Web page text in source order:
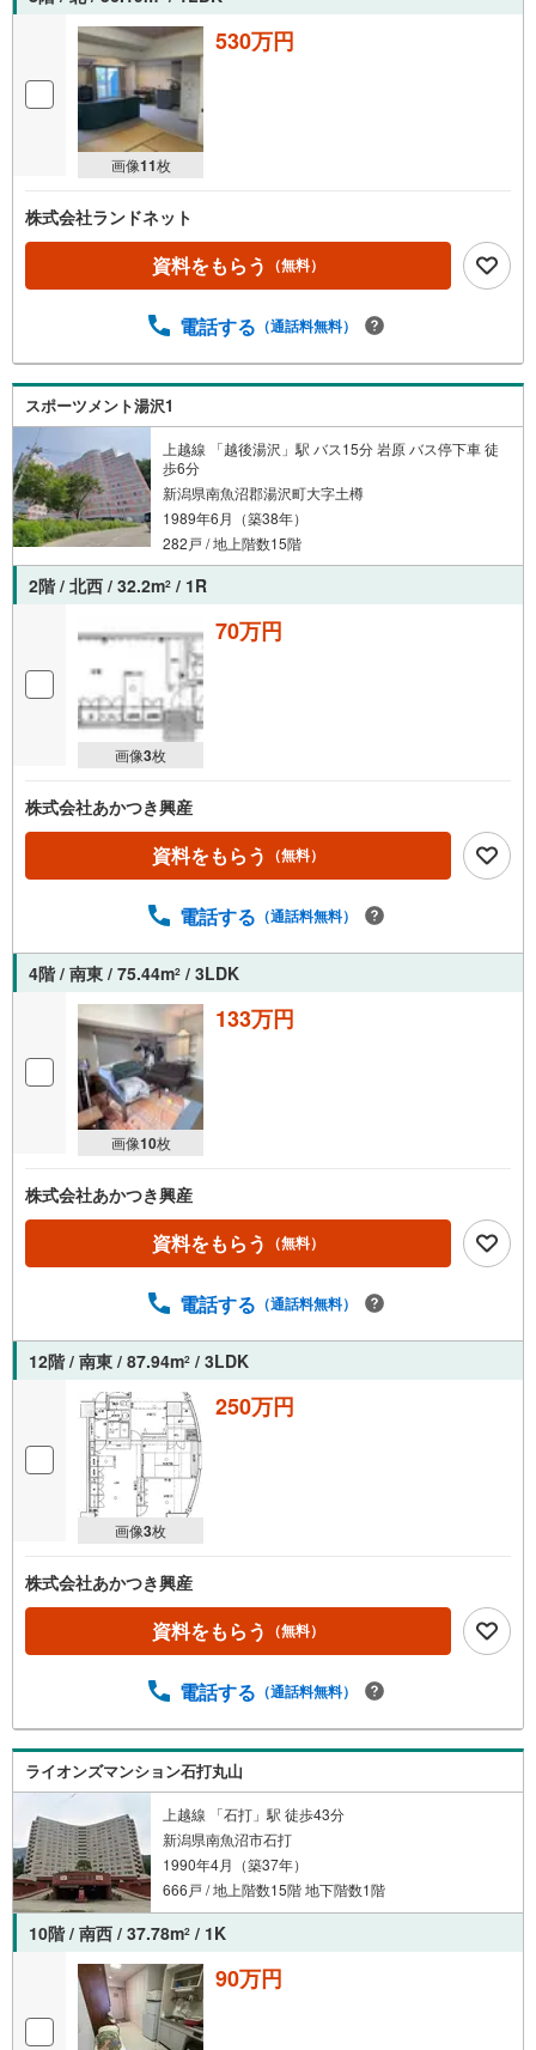
画像11枚
530万円
株式会社ランドネット
資料をもらう （無料）
電話する （通話料無料）
スポーツメント湯沢1
上越線 「越後湯沢」駅 バス15分 岩原 バス停下車 徒
歩6分
新潟県南魚沼郡湯沢町大字土樽
1989年6月（築38年）
282戸 / 地上階数15階
2階 / 北西 / 32.2m2 / 1R
画像3枚
70万円
株式会社あかつき興産
資料をもらう （無料）
電話する （通話料無料）
4階 / 南東 / 75.44m2 / 3LDK
画像10枚
133万円
株式会社あかつき興産
資料をもらう （無料）
電話する （通話料無料）
12階 / 南東 / 87.94m2 / 3LDK
画像3枚
250万円
株式会社あかつき興産
資料をもらう （無料）
電話する （通話料無料）
ライオンズマンション石打丸山
上越線 「石打」駅 徒歩43分
新潟県南魚沼市石打
1990年4月（築37年）
666戸 / 地上階数15階 地下階数1階
10階 / 南西 / 37.78m2 / 1K
90万円